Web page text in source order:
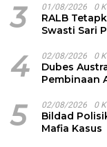
3 01/08/2026 0
RALB
Swasti Sari
4 02/08/2026 0
Dubes
Pembinaan
5 02/08/2026 0
Bildad
Mafia Kasus